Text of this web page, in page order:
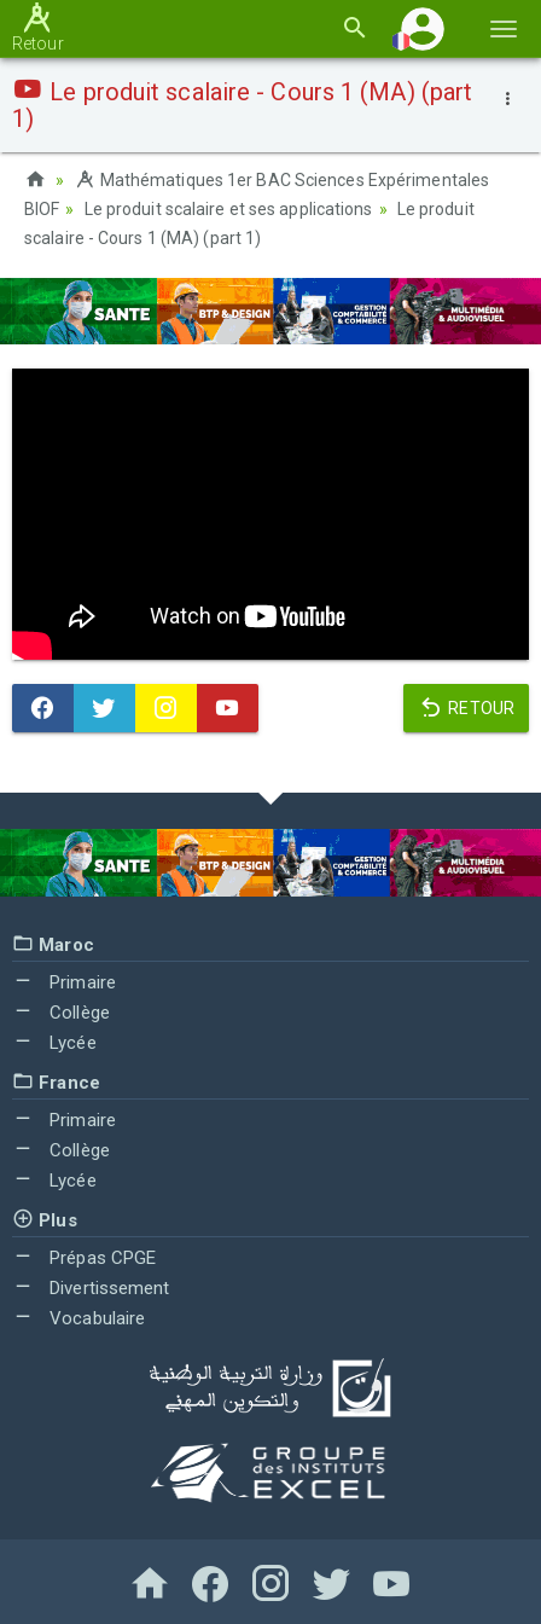
la
Retour
Le produit scalaire - Cours 1 (MA) (part
1)
Mathématiques 1er BAC Sciences Expérimentales
BIOF
Le produit scalaire et ses applications
Le produit
scalaire - Cours 1 (MA) (part 1)
RETOUR
Maroc
Primaire
Collège
Lycée
France
Primaire
Collège
Lycée
Plus
Prépas CPGE
Divertissement
Vocabulaire